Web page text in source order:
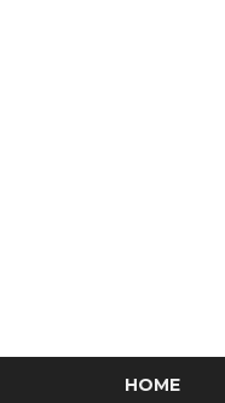
HOME